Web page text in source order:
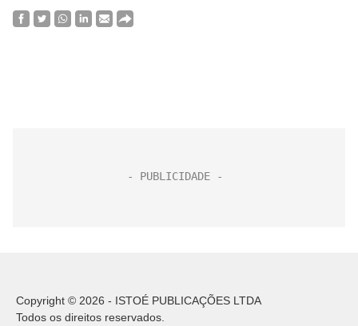
Copyright © 2026 - ISTOÉ PUBLICAÇÕES LTDA
Todos os direitos reservados.